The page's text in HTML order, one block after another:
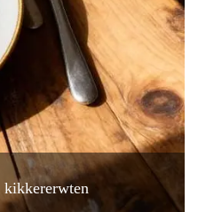
kikkererwten